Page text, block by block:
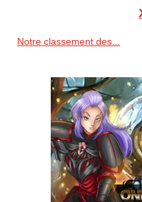
Notre classement des...